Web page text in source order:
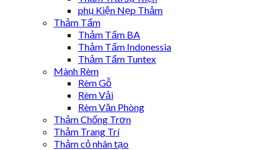
phụ Kiện Nẹp Thảm
Thảm Tấm
Thảm Tấm BA
Thảm Tấm Indonessia
Thảm Tấm Tuntex
Mành Rèm
Rèm Gỗ
Rèm Vải
Rèm Văn Phòng
Thảm Chống Trơn
Thảm Trang Trí
Thảm cỏ nhân tạo